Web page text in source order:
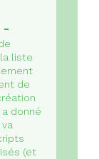
liste
de
donné
(et